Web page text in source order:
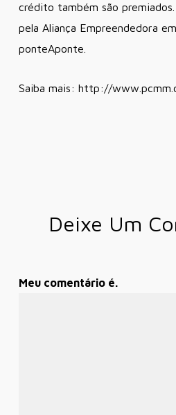
crédito também são
pela Aliança Empreendedora
ponteAponte.
Saiba mais: http://
Deixe Um
Meu comentário é.